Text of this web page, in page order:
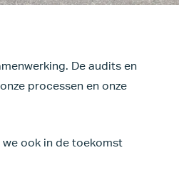
De audits en
processen en onze
we ook in de toekomst